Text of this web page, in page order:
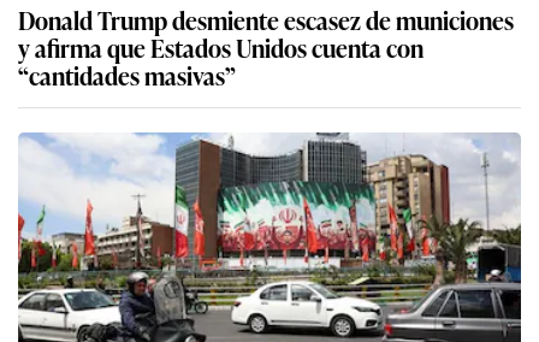
Donald Trump desmiente escasez de municiones
y afirma que Estados Unidos cuenta con
“cantidades masivas”